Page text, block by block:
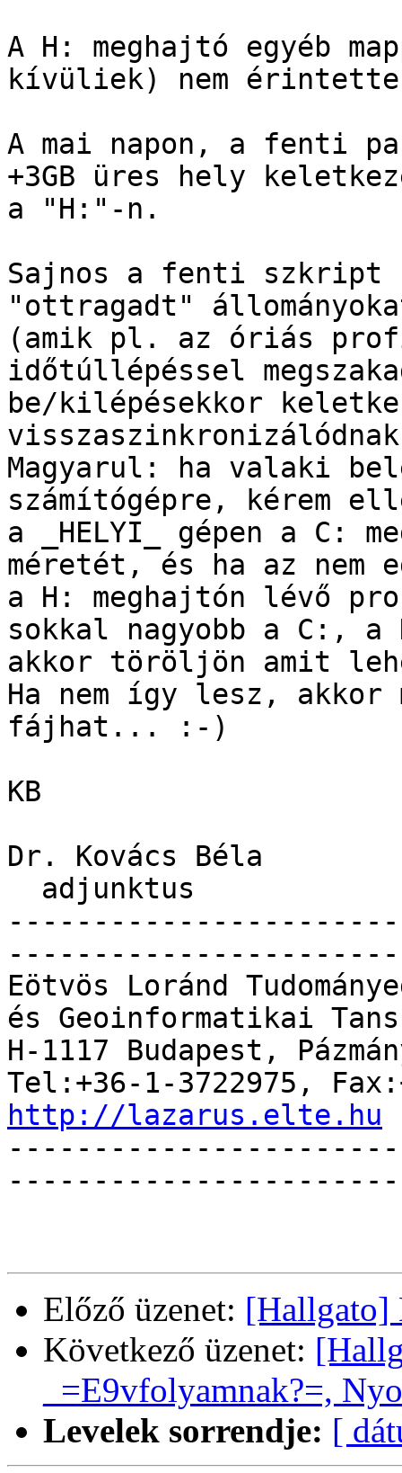
A H: meghajtó egyéb
kívüliek) nem
A mai napon, a fenti
+3GB üres hely
a "H:"-n.
Sajnos a fenti szkript
"ottragadt"
(amik pl. az óriás
időtúllépéssel
be/kilépésekkor
Magyarul: ha valaki
számítógépre, kérem
a _HELYI_ gépen a C:
méretét, és ha az nem
a H: meghajtón lévő
sokkal nagyobb a C:,
akkor töröljön amit
Ha nem így lesz, akkor
fájhat... :-)
KB
Dr. Kovács Béla
Eötvös Loránd
és Geoinformatikai
H-1117 Budapest,
http://lazarus.elte.hu
Előző üzenet: [Hallgato]
Következő üzenet:
_=E9vfolyamnak?=,
Levelek sorrendje: [